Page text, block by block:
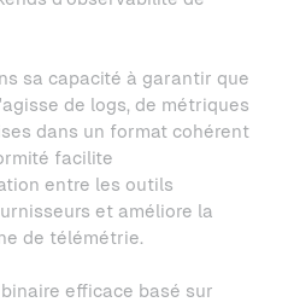
sa capacité à garantir que
de logs, de métriques
dans un format cohérent
facilite
entre les outils
et améliore la
de télémétrie.
efficace basé sur